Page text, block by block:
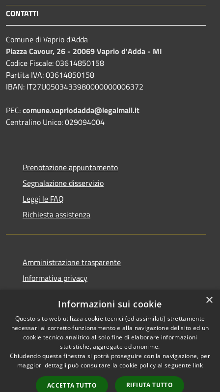
CONTATTI
Comune di Vaprio d'Adda
Piazza Cavour, 26 - 20069 Vaprio d'Adda - MI
Codice Fiscale: 03614850158
Partita IVA: 03614850158
IBAN: IT27U0503433980000000006372
PEC:comune.vapriodadda@legalmail.it
Centralino Unico: 029094004
Prenotazione appuntamento
Segnalazione disservizio
Leggi le FAQ
Richiesta assistenza
Amministrazione trasparente
Informativa privacy
Dichiarazione di accessibilità
RSS
Accessibilità
Copyright © 2026 • Comune di
Vaprio d'Adda • Powered by
Municipium•
Accesso
×
Informazioni sui cookie
Questo sito web utilizza cookie tecnici (ed assimilati) strettamente
necessari al corretto funzionamento e alla navigazione del sito ed un
cookie tecnico analitico al solo fine di elaborare informazioni
statistiche, aggregate ed anonime.
Chiudendo questa finestra si potrà proseguire con la navigazione, per
maggiori dettagli può consultare la cookie policy al seguente link
ACCETTA TUTTO RIFIUTA TUTTO